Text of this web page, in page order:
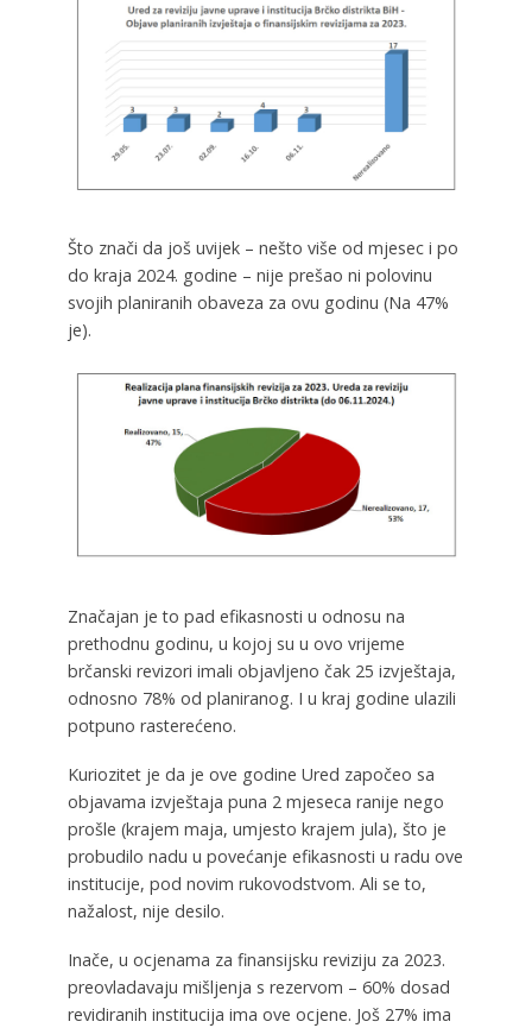
Što znači da još uvijek – nešto više od mjesec i po
do kraja 2024. godine – nije prešao ni polovinu
svojih planiranih obaveza za ovu godinu (Na 47%
je).
Značajan je to pad efikasnosti u odnosu na
prethodnu godinu, u kojoj su u ovo vrijeme
brčanski revizori imali objavljeno čak 25 izvještaja,
odnosno 78% od planiranog. I u kraj godine ulazili
potpuno rasterećeno.
Kuriozitet je da je ove godine Ured započeo sa
objavama izvještaja puna 2 mjeseca ranije nego
prošle (krajem maja, umjesto krajem jula), što je
probudilo nadu u povećanje efikasnosti u radu ove
institucije, pod novim rukovodstvom. Ali se to,
nažalost, nije desilo.
Inače, u ocjenama za finansijsku reviziju za 2023.
preovladavaju mišljenja s rezervom – 60% dosad
revidiranih institucija ima ove ocjene. Još 27% ima